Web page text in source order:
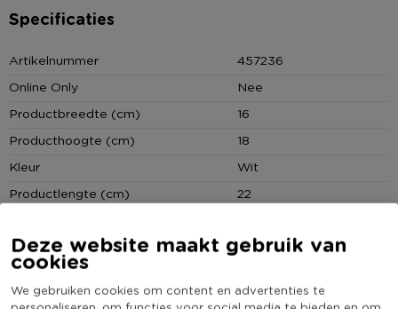
Deze website maakt gebruik van
cookies
We gebruiken cookies om content en advertenties te
* Afmeting: 18x16x22 cm
Specificaties
Artikelnummer
457236
Online Only
Nee
Productbreedte (cm)
16
Producthoogte (cm)
18
Kleur
Wit
Productlengte (cm)
22
bekend